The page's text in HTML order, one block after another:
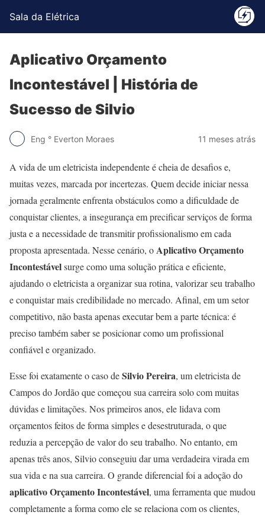
Sala da Elétrica
Aplicativo Orçamento
Incontestável | História de
Sucesso de Silvio
Eng ° Everton Moraes 11 meses atrás
A vida de um eletricista independente é cheia de desafios e,
muitas vezes, marcada por incertezas. Quem decide iniciar nessa
jornada geralmente enfrenta obstáculos como a dificuldade de
conquistar clientes, a insegurança em precificar serviços de forma
justa e a necessidade de transmitir profissionalismo em cada
proposta apresentada. Nesse cenário, oAplicativo Orçamento
Incontestávelsurge como uma solução prática e eficiente,
ajudando o eletricista a organizar sua rotina, valorizar seu trabalho
e conquistar mais credibilidade no mercado. Afinal, em um setor
competitivo, não basta apenas executar bem a parte técnica: é
preciso também saber se posicionar como um profissional
confiável e organizado.
Esse foi exatamente o caso deSilvio Pereira, um eletricista de
Campos do Jordão que começou sua carreira solo com muitas
dúvidas e limitações. Nos primeiros anos, ele lidava com
orçamentos feitos de forma simples e desestruturada, o que
reduzia a percepção de valor do seu trabalho. No entanto, em
apenas três anos, Silvio conseguiu dar uma verdadeira virada em
sua vida e na sua carreira. O grande diferencial foi a adoção do
aplicativo Orçamento Incontestável, uma ferramenta que mudou
completamente a forma como ele se relaciona com os clientes,